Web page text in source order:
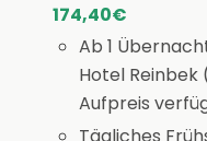
174,40€
Ab 1
Hotel
Aufpreis
Tägliches